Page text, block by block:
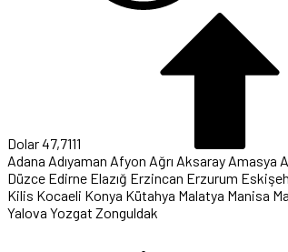
Dolar 47,7111
Adana Adıyaman Afyon Ağrı Aksaray Amasya
Düzce EdirneElazığ Erzincan Erzurum
Kilis Kocaeli Konya Kütahya Malatya Manisa
Yalova Yozgat Zonguldak